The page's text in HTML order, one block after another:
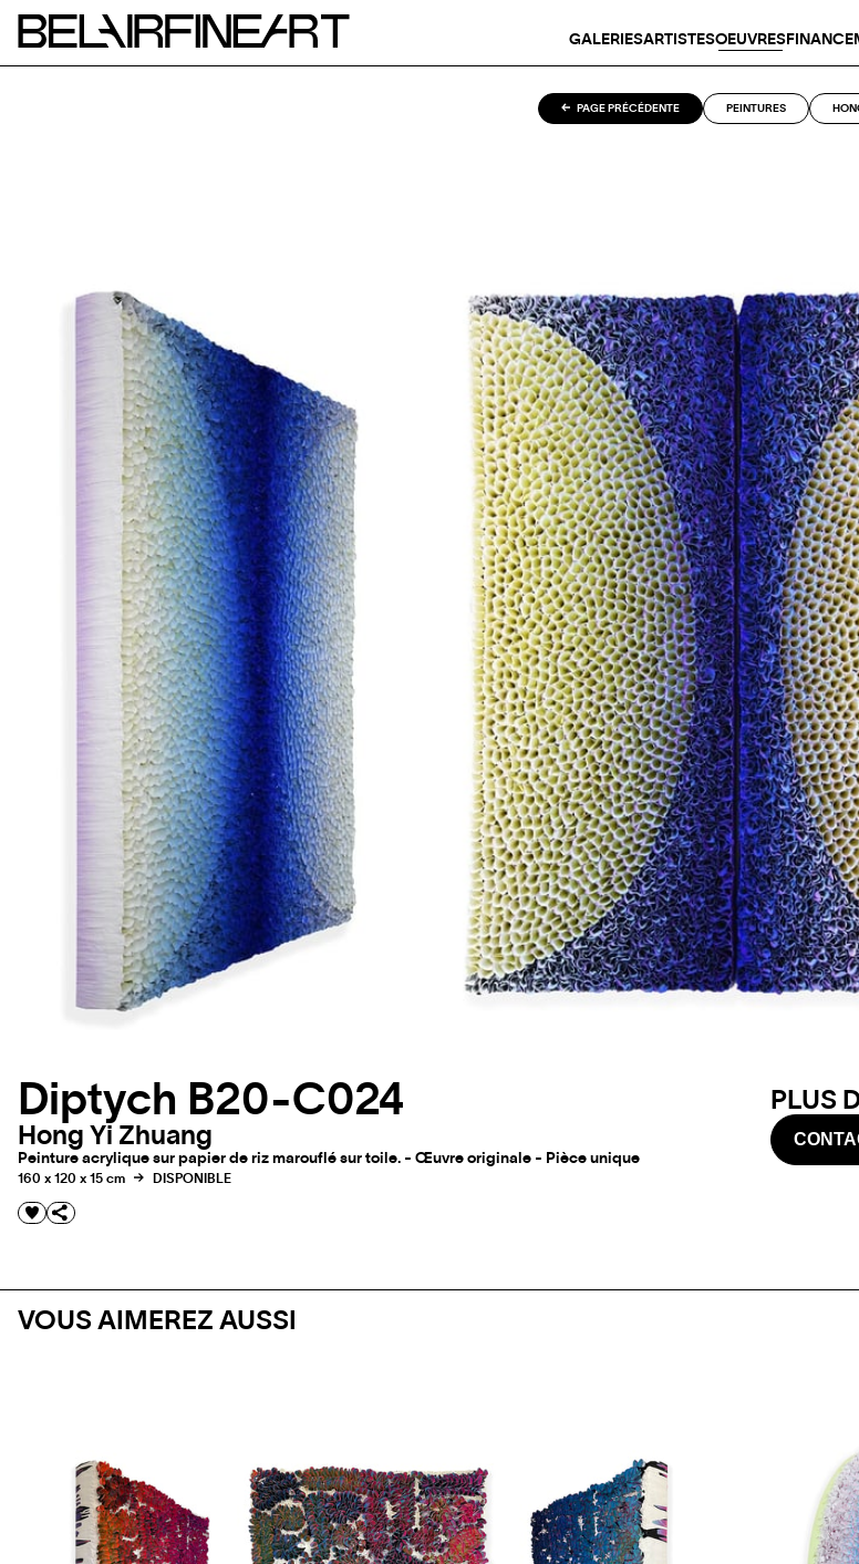
GALERIESARTISTESOEUVRES
PAGE PRÉCÉDENTE PEINTURES
Diptych B20-C024
Hong Yi Zhuang
Peinture acrylique sur papier de riz marouflé sur toile. - Œuvre originale - Pièce unique
160 x 120 x 15 cm DISPONIBLE
PLUS
VOUS AIMEREZ AUSSI